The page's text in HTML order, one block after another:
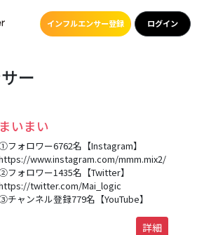
インフルエンサー登録 ログイン
ー
まいまい
フォロワー6762名【Instagram】
www.instagram.com/mmm.mix2/
フォロワー1435名【Twitter】
twitter.com/Mai_logic
チャンネル登録779名【YouTube】
詳細